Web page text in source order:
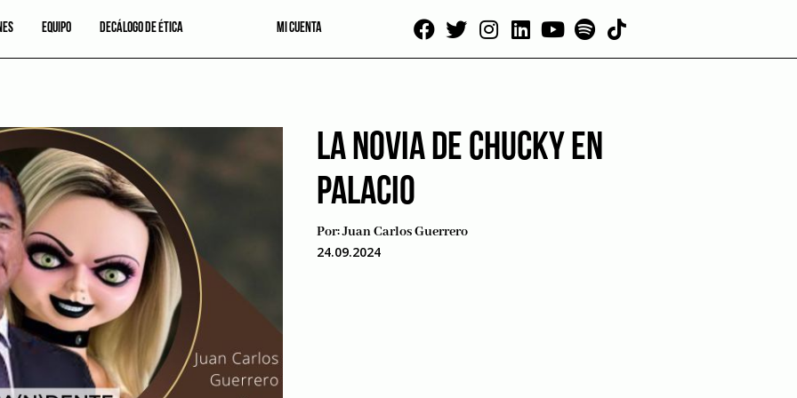
EQUIPO DECÁLOGO DE ÉTICA MI CUENTA
LA NOVIA DE CHUCKY EN
PALACIO
Por:Juan Carlos Guerrero
24.09.2024